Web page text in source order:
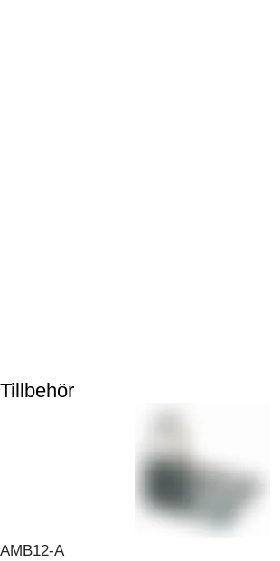
Tillbehör
AMB12-A